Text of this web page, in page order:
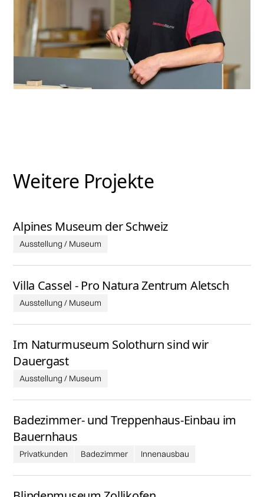
Weitere Projekte
Alpines Museum der Schweiz
Ausstellung / Museum
Villa Cassel - Pro Natura Zentrum Aletsch
Ausstellung / Museum
Im Naturmuseum Solothurn sind wir
Dauergast
Ausstellung / Museum
Badezimmer- und Treppenhaus-Einbau im
Bauernhaus
Privatkunden Badezimmer Innenausbau